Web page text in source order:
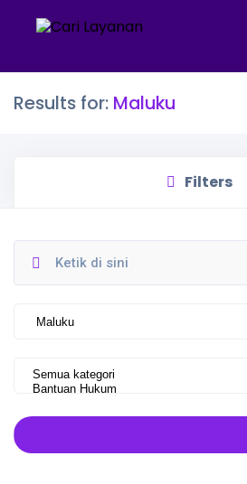
Results for: Maluku
Filters